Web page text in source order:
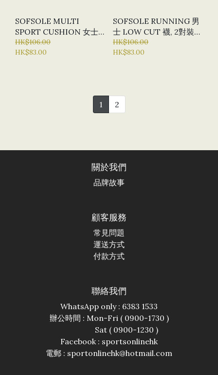
SOFSOLE MULTI
SPORT CUSHION 女士
LOW CUT 襪, 3對裝
#S29795
HK$106.00
HK$83.00
SOFSOLE RUNNING 男
士 LOW CUT 襪, 2對裝
#S298018
HK$106.00
HK$83.00
1 2
關於我們
品牌故事
顧客服務
常見問題
運送方式
付款方式
聯絡我們
WhatsApp only : 6383 1533
辦公時間 : Mon-Fri ( 0900-1730 )
Sat ( 0900-1230 )
Facebook : sportsonlinehk
電郵 : sportonlinehk@hotmail.com